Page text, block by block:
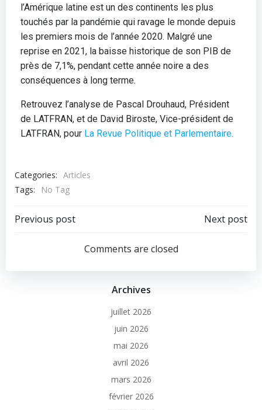
l’Amérique latine est un des continents les plus
touchés par la pandémie qui ravage le monde depuis
les premiers mois de l’année 2020. Malgré une
reprise en 2021, la baisse historique de son PIB de
près de 7,1%, pendant cette année noire a des
conséquences à long terme.
Retrouvez l’analyse de Pascal Drouhaud, Président
de LATFRAN, et de David Biroste, Vice-président de
LATFRAN, pour La Revue Politique et Parlementaire.
Categories: Articles
Tags:
No Tag
Previous post Next post
Comments are closed
Archives
juillet 2026
juin 2026
mai 2026
avril 2026
mars 2026
février 2026